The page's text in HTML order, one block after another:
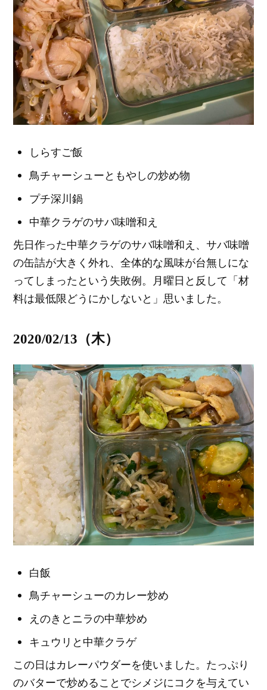
しらすご飯
鳥チャーシューともやしの炒め物
プチ深川鍋
中華クラゲのサバ味噌和え
先日作った中華クラゲのサバ味噌和え、サバ味噌
の缶詰が大きく外れ、全体的な風味が台無しにな
ってしまったという失敗例。月曜日と反して「材
料は最低限どうにかしないと」思いました。
2020/02/13（木）
白飯
鳥チャーシューのカレー炒め
えのきとニラの中華炒め
キュウリと中華クラゲ
この日はカレーパウダーを使いました。たっぷり
のバターで炒めることでシメジにコクを与えてい